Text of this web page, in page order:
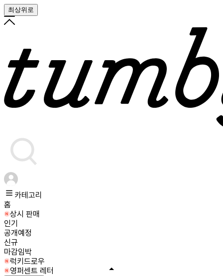
최상위로
카테고리
홈
상시 판매
인기
공개예정
신규
마감임박
럭키드로우
영퍼센트 레터